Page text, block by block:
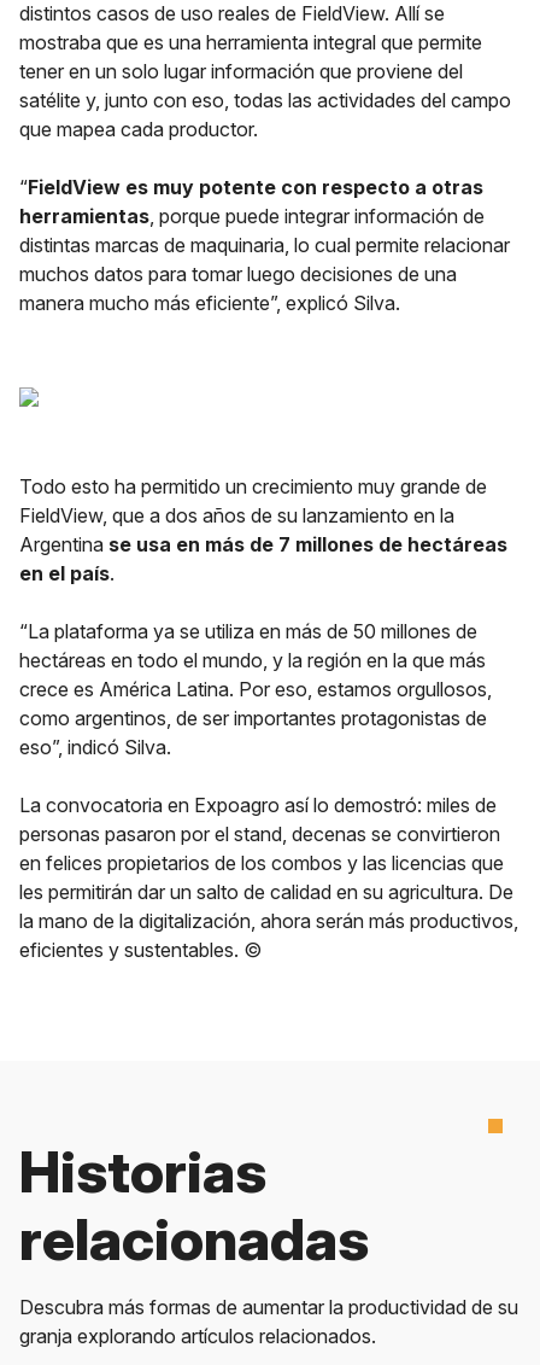
distintos casos de uso reales de FieldView. Allí se
mostraba que es una herramienta integral que permite
tener en un solo lugar información que proviene del
satélite y, junto con eso, todas las actividades del campo
que mapea cada productor.
“FieldView es muy potente con respecto a otras
herramientas, porque puede integrar información de
distintas marcas de maquinaria, lo cual permite relacionar
muchos datos para tomar luego decisiones de una
manera mucho más eficiente”, explicó Silva.
Todo esto ha permitido un crecimiento muy grande de
FieldView, que a dos años de su lanzamiento en la
Argentina se usa en más de 7 millones de hectáreas
en el país.
“La plataforma ya se utiliza en más de 50 millones de
hectáreas en todo el mundo, y la región en la que más
crece es América Latina. Por eso, estamos orgullosos,
como argentinos, de ser importantes protagonistas de
eso”, indicó Silva.
La convocatoria en Expoagro así lo demostró: miles de
personas pasaron por el stand, decenas se convirtieron
en felices propietarios de los combos y las licencias que
les permitirán dar un salto de calidad en su agricultura. De
la mano de la digitalización, ahora serán más productivos,
eficientes y sustentables. ©
Historias
relacionadas
Descubra más formas de aumentar la productividad de su
granja explorando artículos relacionados.